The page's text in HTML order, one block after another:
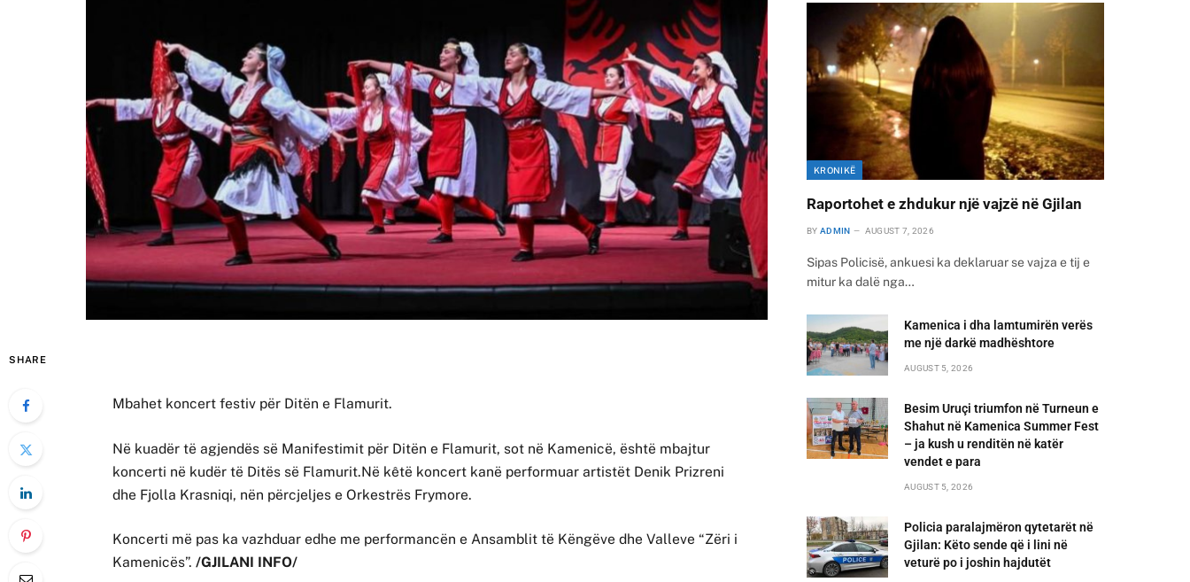
SHARE
Mbahet koncert festiv për Ditën e Flamurit.
Në kuadër të agjendës së Manifestimit për Ditën e Flamurit, sot në Kamenicë, është mbajtur
koncerti në kudër të Ditës së Flamurit.Në kêtë koncert kanë performuar artistët Denik Prizreni
dhe Fjolla Krasniqi, nën përcjeljes e Orkestrës Frymore.
Koncerti më pas ka vazhduar edhe me performancën e Ansamblit të Këngëve dhe Valleve “Zëri i
Kamenicës”./GJILANI INFO/
KRONIKË
Raportohet e zhdukur një vajzë në Gjilan
BY ADMIN AUGUST 7, 2026
Sipas Policisë, ankuesi ka deklaruar se vajza e tij e
mitur ka dalë nga…
Kamenica i dha lamtumirën verës
me një darkë madhështore
AUGUST 5, 2026
Besim Uruçi triumfon në Turneun e
Shahut në Kamenica Summer Fest
– ja kush u renditën në katër
vendet e para
AUGUST 5, 2026
Policia paralajmëron qytetarët në
Gjilan: Këto sende që i lini në
veturë po i joshin hajdutët